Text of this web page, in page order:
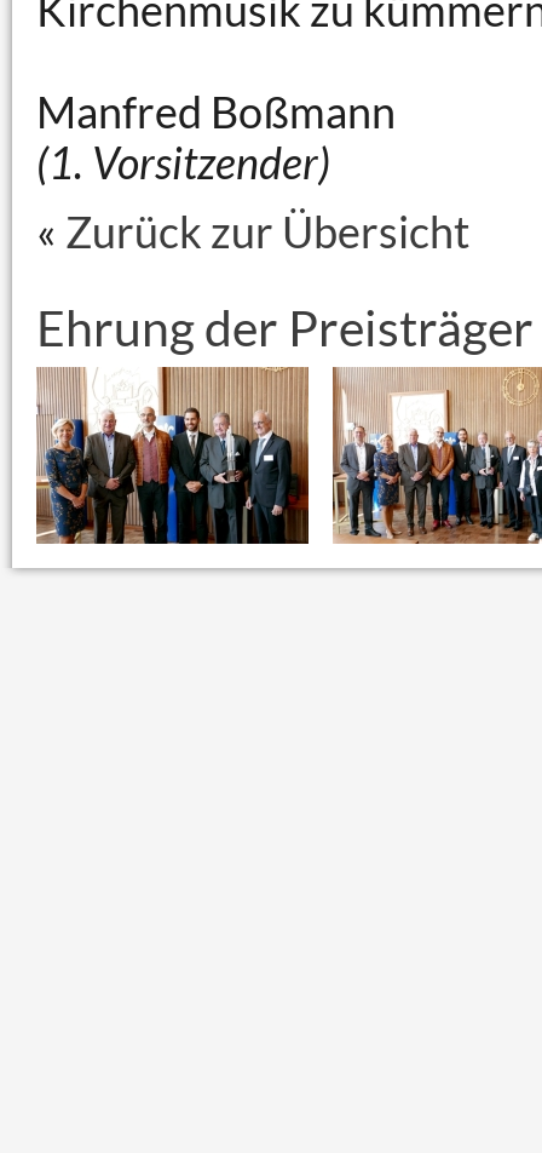
Manfred Boßmann
(1. Vorsitzender)
« Zurück zur Übersicht
Ehrung der Preisträger